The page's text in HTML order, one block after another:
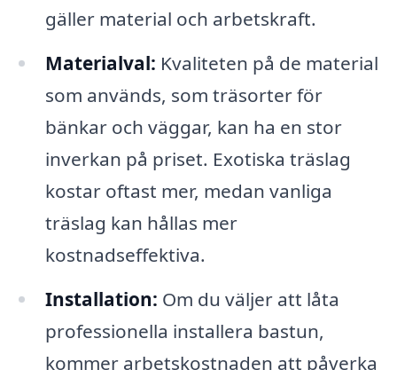
gäller material och arbetskraft.
Materialval: Kvaliteten på de material
som används, som träsorter för
bänkar och väggar, kan ha en stor
inverkan på priset. Exotiska träslag
kostar oftast mer, medan vanliga
träslag kan hållas mer
kostnadseffektiva.
Installation: Om du väljer att låta
professionella installera bastun,
kommer arbetskostnaden att påverka